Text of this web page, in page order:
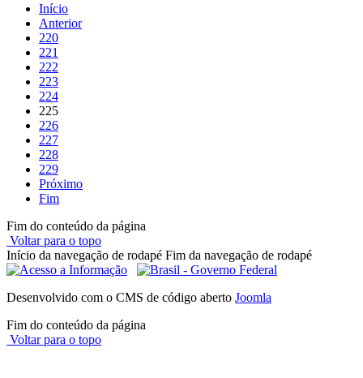
Início
Anterior
220
221
222
223
224
225
226
227
228
229
Próximo
Fim
Fim do conteúdo da página
Voltar para o topo
Início da navegação de rodapé Fim da navegação de rodapé
Desenvolvido com o CMS de código aberto Joomla
Fim do conteúdo da página
Voltar para o topo